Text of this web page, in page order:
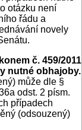
otázku není
řádu a
novely
č. 459/2011
nutné obhajoby.
může dle §
odst. 2 písm.
případech
(odsouzený)